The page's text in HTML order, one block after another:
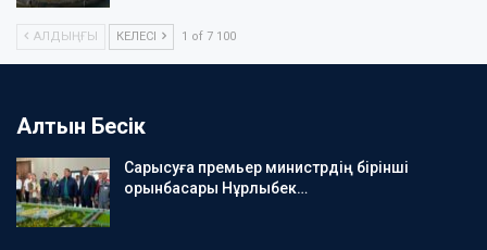
АЛДЫҢҒЫ КЕЛЕСІ 1 of 7 100
Алтын Бесік
Сарысуға премьер министрдің бірінші
орынбасары Нұрлыбек…